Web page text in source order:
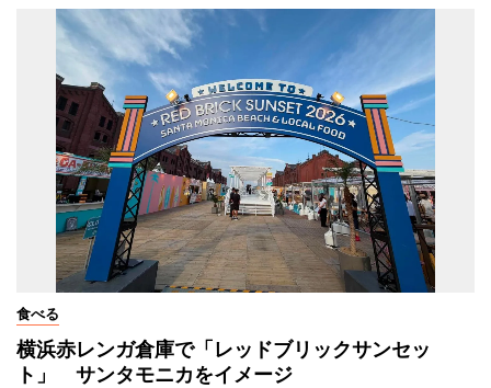
食べる
横浜赤レンガ倉庫で「レッドブリックサンセッ
ト」 サンタモニカをイメージ